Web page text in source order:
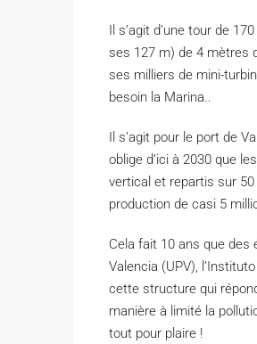
Il s’agit d’une tour de
ses 127 m) de 4 mètres
ses milliers de mini-
besoin la Marina..
Il s’agit pour le port de
oblige d’ici à 2030 que
vertical et repartis sur
production de casi 5
Cela fait 10 ans que des
Valencia (UPV),
cette structure qui
manière à limité la
tout pour plaire !